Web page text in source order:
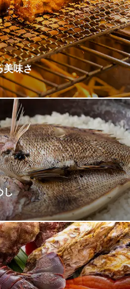
手箱」は酒を楽しんでもら
す。開けてからのお楽し
性はバツグンです！こだわ
楽しみください！
阪駅前ビルB1
美味さ
調理！芳ばしい香りがお酒を
ひご賞味ください。ご注文ご
ご提供。藁の火と煙で余分な
じっくりと焼き上げます。噛
る肉汁が、たまらなく美味
店
B2
し
真鯛のみを厳選。お米は、
ブレンドするオリジナル米
土鍋を使い、鯛本来の食味
と昆布と塩のみ。シンプル